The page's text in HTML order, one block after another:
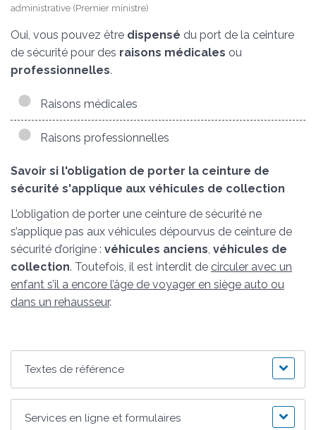
administrative (Premier ministre)
Oui, vous pouvez être dispensé du port de la ceinture
de sécurité pour des raisons médicales ou
professionnelles.
Raisons médicales
Raisons professionnelles
Savoir si l'obligation de porter la ceinture de
sécurité s'applique aux véhicules de collection
L’obligation de porter une ceinture de sécurité ne
s’applique pas aux véhicules dépourvus de ceinture de
sécurité d’origine : véhicules anciens, véhicules de
collection. Toutefois, il est interdit de circuler avec un
enfant s’il a encore l’âge de voyager en siège auto ou
dans un rehausseur.
Textes de référence
Services en ligne et formulaires